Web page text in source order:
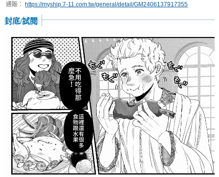
通販： https://myship.7-11.com.tw/general/detail/GM2406137917355
封底/試閱